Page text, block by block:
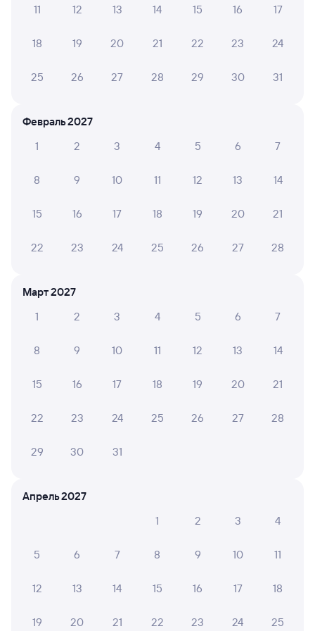
11 12 13 14 15 16 17
18 19 20 21 22 23 24
25 26 27 28 29 30 31
Февраль 2027
1
2 3 4 5 6 7
8 9 10 11 12 13 14
15 16 17 18 19 20 21
22 23 24 25 26 27 28
Март 2027
1
2 3 4 5 6 7
8 9 10 11 12 13 14
15 16 17 18 19 20 21
22 23 24 25 26 27 28
29 30 31
Апрель 2027
1
2 3 4
5 6 7 8 9 10 11
12 13 14 15 16 17 18
19 20 21 22 23 24 25